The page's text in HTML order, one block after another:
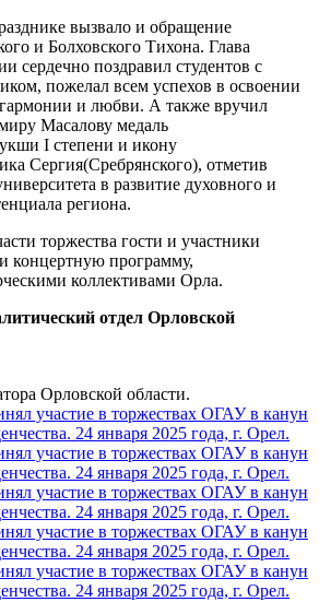
вызвало и обращение
и Болховского Тихона. Глава
сердечно поздравил студентов с
пожелал всем успехов в освоении
и любви. А также вручил
Масалову медаль
I степени и икону
Сергия(Сребрянского), отметив
в развитие духовного и
региона.
торжества гости и участники
концертную программу,
коллективами Орла.
отдел Орловской
Орловской области.